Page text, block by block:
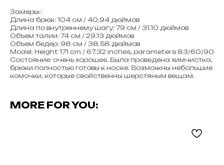
Замеры::
Длина брюк: 104 см / 40.94 дюймов
Длина по внутреннему шагу: 79 см / 31.10 дюймов
Объем талии: 74 см / 29.13 дюймов
Объем бедер: 98 см / 38.58 дюймов
Model: Height 171 cm / 67.32 inches, parameters 83/60/90
Состояние: очень хорошее. Была проведена химчистка,
брюки полностью готовы к носке. Возможны небольшие
комочки, которые свойственны шерстяным вещам.
MORE FOR YOU: